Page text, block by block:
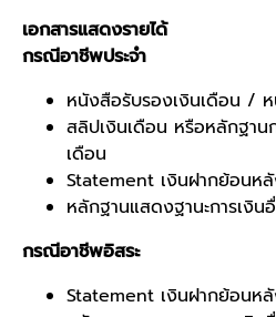
เอกสารแสดงรายได้
กรณีอาชีพประจำ
หนังสือรับรองเงินเดือน /
สลิปเงินเดือน หรือหลักฐา
เดือน
Statement เงินฝากย้อนห
หลักฐานแสดงฐานะการเงิ
กรณีอาชีพอิสระ
Statement เงินฝากย้อนห